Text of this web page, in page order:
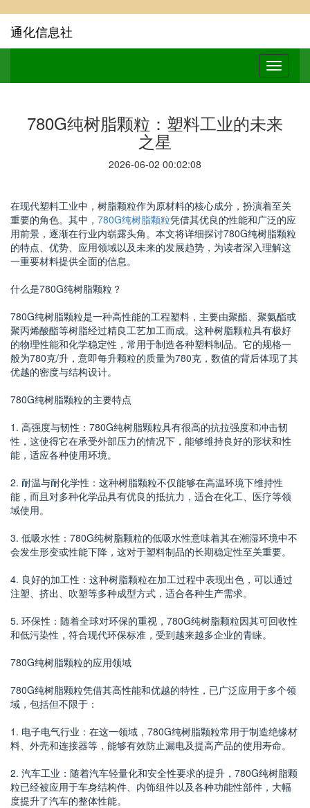
通化信息社
780G纯树脂颗粒：塑料工业的未来
之星
2026-06-02 00:02:08
在现代塑料工业中，树脂颗粒作为原材料的核心成分，扮演着至关
重要的角色。其中， 780G纯树脂颗粒凭借其优良的性能和广泛的应
用前景，逐渐在行业内崭露头角。本文将详细探讨780G纯树脂颗粒
的特点、优势、应用领域以及未来的发展趋势，为读者深入理解这
一重要材料提供全面的信息。
什么是780G纯树脂颗粒？
780G纯树脂颗粒是一种高性能的工程塑料，主要由聚酯、聚氨酯或
聚丙烯酸酯等树脂经过精良工艺加工而成。这种树脂颗粒具有极好
的物理性能和化学稳定性，常用于制造各种塑料制品。它的规格一
般为780克/升，意即每升颗粒的质量为780克，数值的背后体现了其
优越的密度与结构设计。
780G纯树脂颗粒的主要特点
1. 高强度与韧性：780G纯树脂颗粒具有很高的抗拉强度和冲击韧
性，这使得它在承受外部压力的情况下，能够维持良好的形状和性
能，适应各种使用环境。
2. 耐温与耐化学性：这种树脂颗粒不仅能够在高温环境下维持性
能，而且对多种化学品具有优良的抵抗力，适合在化工、医疗等领
域使用。
3. 低吸水性：780G纯树脂颗粒的低吸水性意味着其在潮湿环境中不
会发生形变或性能下降，这对于塑料制品的长期稳定性至关重要。
4. 良好的加工性：这种树脂颗粒在加工过程中表现出色，可以通过
注塑、挤出、吹塑等多种成型方式，适合各种生产需求。
5. 环保性：随着全球对环保的重视，780G纯树脂颗粒因其可回收性
和低污染性，符合现代环保标准，受到越来越多企业的青睐。
780G纯树脂颗粒的应用领域
780G纯树脂颗粒凭借其高性能和优越的特性，已广泛应用于多个领
域，包括但不限于：
1. 电子电气行业：在这一领域，780G纯树脂颗粒常用于制造绝缘材
料、外壳和连接器等，能够有效防止漏电及提高产品的使用寿命。
2. 汽车工业：随着汽车轻量化和安全性要求的提升，780G纯树脂颗
粒已经被应用于车身结构件、内饰组件以及各种功能性部件，大幅
度提升了汽车的整体性能。